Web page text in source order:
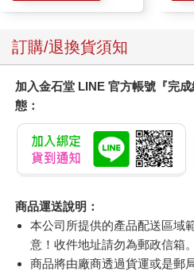
訂購/退換貨須知
加入金石堂 LINE 官方帳號『完
態：
商品運送說明：
本公司所提供的產品配送區域
意！收件地址請勿為郵政信箱。
商品將由廠商透過貨運或是郵